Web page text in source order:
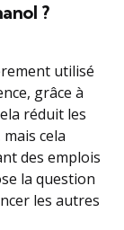
?
utilisé
grâce à
réduit les
cela
des emplois
la question
les autres